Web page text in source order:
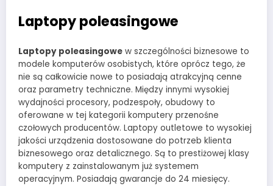
Laptopy poleasingowe
Laptopy poleasingowe w szczególności biznesowe to
modele komputerów osobistych, które oprócz tego, że
nie są całkowicie nowe to posiadają atrakcyjną cenne
oraz parametry techniczne. Między innymi wysokiej
wydajności procesory, podzespoły, obudowy to
oferowane w tej kategorii komputery przenośne
czołowych producentów. Laptopy outletowe to wysokiej
jakości urządzenia dostosowane do potrzeb klienta
biznesowego oraz detalicznego. Są to prestiżowej klasy
komputery z zainstalowanym już systemem
operacyjnym. Posiadają gwarancje do 24 miesięcy.